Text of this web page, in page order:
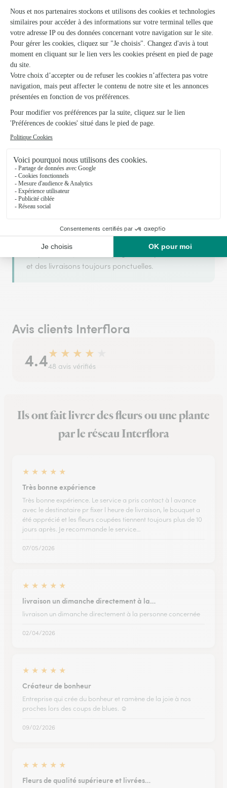
Votre fleuriste artisan à Gardonne
Le Coin Fleuri s'appuie sur son partenariat avec
Interflora, réseau de transmission florale de
Gardonne. Avec un souci de fraîcheur et de
créativité, chaque composition florale est réalisée
avec soin pour accompagner vos moments les plus
précieux. Passez en boutique ou commandez en
ligne pour une livraison à domicile le jour même.
Le Coin Fleuri fait partie du réseau Interflora,
irréprochable, un accompagnement personnalisé
et des livraisons toujours ponctuelles.
Avis clients Interflora
4.4★ ★ ★ ★
48 avis vérifiés
Ils ont fait livrer des fleurs ou une plante
par le réseau Interflora
★ ★ ★ ★ ★
Très bonne expérience
Très bonne expérience. Le service a pris contact à l avance
avec le destinataire pr fixer l heure de livraison, le bouquet a
été apprécié et les fleurs coupées tiennent toujours plus de 10
jours après. Je recommande le service…
07/05/2026
★ ★ ★ ★ ★
livraison un dimanche directement à la…
livraison un dimanche directement à la personne concernée
02/04/2026
★ ★ ★ ★ ★
Créateur de bonheur
Entreprise qui crée du bonheur et ramène de la joie à nos
proches lors des coups de blues. ☺️
09/02/2026
★ ★ ★ ★ ★
Fleurs de qualité supérieure et livrées…